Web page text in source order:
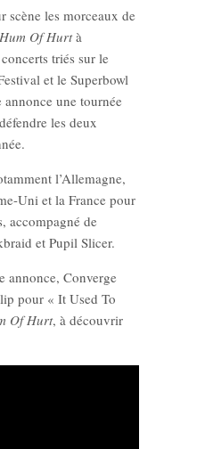
scène les morceaux de
Hum Of Hurtà
triés sur le
et le Superbowl
une tournée
les deux
l’Allemagne,
Uni et la France pour
accompagné de
et Pupil Slicer.
annonce, Converge
pour « It Used To
Of Hurt, à découvrir